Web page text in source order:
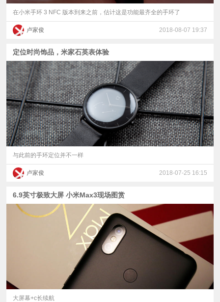
在小米手环 3 NFC 版本到来之前，估计这是功能最齐全的手环了
卢家俊 2018-08-07 19:37
定位时尚饰品，米家石英表体验
与此前的手环定位并不一样
卢家俊 2018-07-25 16:15
6.9英寸极致大屏 小米Max3现场图赏
大屏幕+c长续航